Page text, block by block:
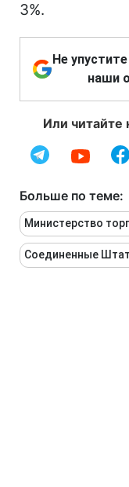
3%.
Не
наши
Или читайте
Больше по теме:
Министерство
Соединенные